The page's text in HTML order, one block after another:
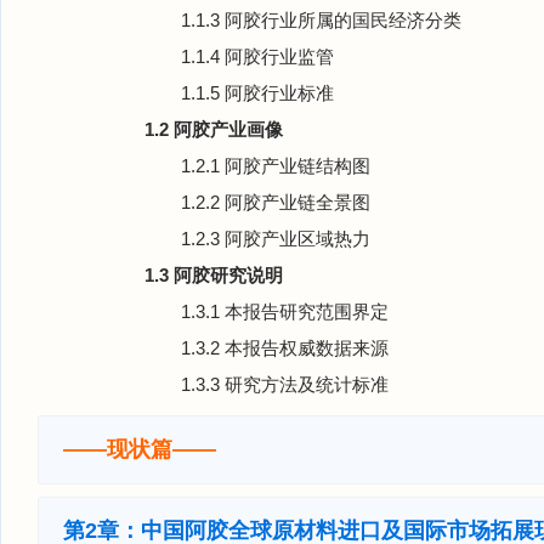
1.1.3 阿胶行业所属的国民经济分类
1.1.4 阿胶行业监管
1.1.5 阿胶行业标准
1.2 阿胶产业画像
1.2.1 阿胶产业链结构图
1.2.2 阿胶产业链全景图
1.2.3 阿胶产业区域热力
1.3 阿胶研究说明
1.3.1 本报告研究范围界定
1.3.2 本报告权威数据来源
1.3.3 研究方法及统计标准
——现状篇——
第2章：中国阿胶全球原材料进口及国际市场拓展